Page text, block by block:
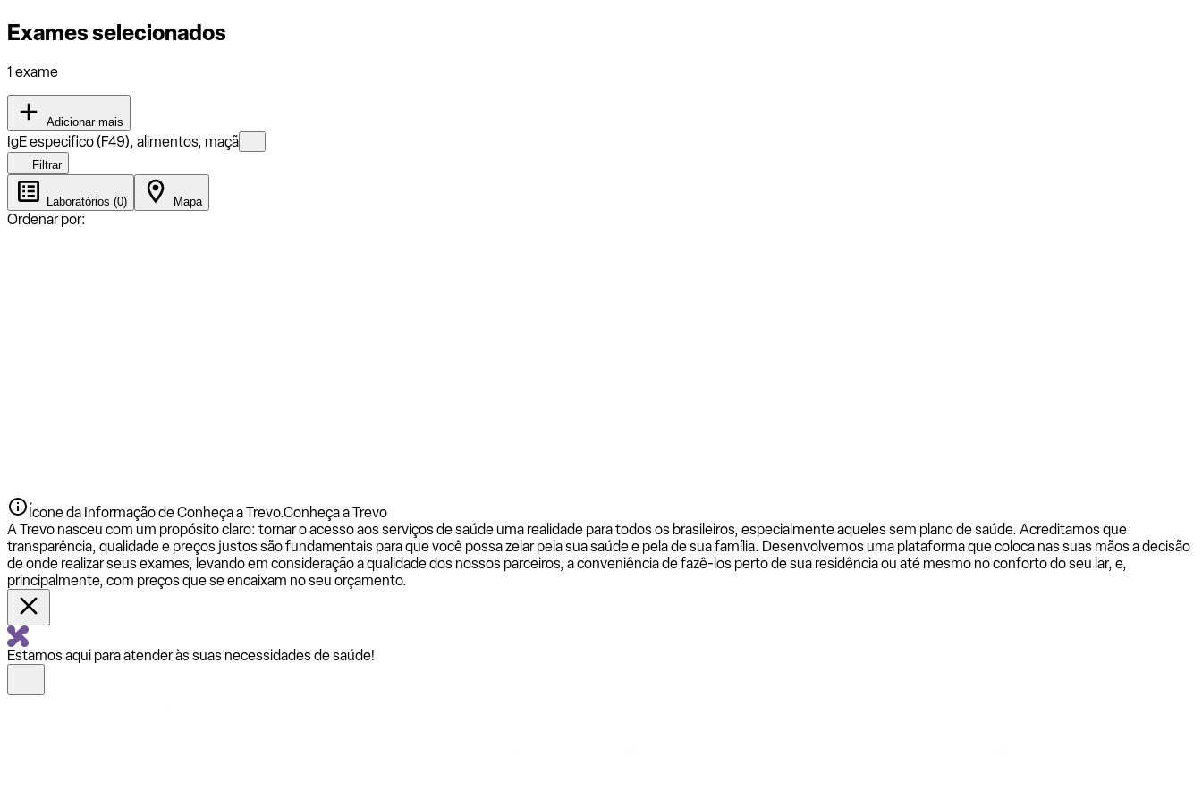
Exames selecionados
1 exame
Adicionar mais
IgE especifico (F49), alimentos, maçã
Filtrar
Laboratórios (0) Mapa
Ordenar por:
Ícone da Informação de Conheça a Trevo.Conheça a Trevo
A Trevo nasceu com um propósito claro: tornar o acesso aos serviços de saúde uma realidade para todos os brasileiros, especialmente aqueles sem plano de saúde. Acreditamos que
transparência, qualidade e preços justos são fundamentais para que você possa zelar pela sua saúde e pela de sua família. Desenvolvemos uma plataforma que coloca nas suas mãos a decisão
de onde realizar seus exames, levando em consideração a qualidade dos nossos parceiros, a conveniência de fazê-los perto de sua residência ou até mesmo no conforto do seu lar, e,
principalmente, com preços que se encaixam no seu orçamento.
Estamos aqui para atender às suas necessidades de saúde!